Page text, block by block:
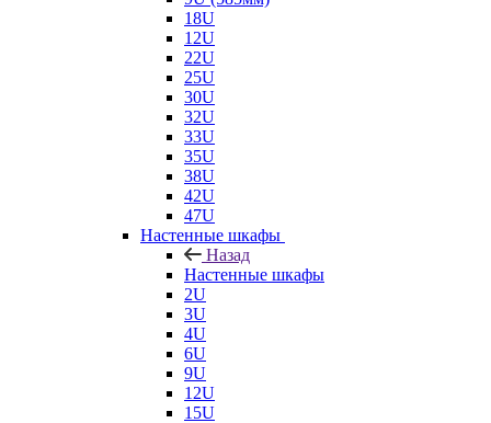
18U
12U
22U
25U
30U
32U
33U
35U
38U
42U
47U
Настенные шкафы
Назад
Настенные шкафы
2U
3U
4U
6U
9U
12U
15U